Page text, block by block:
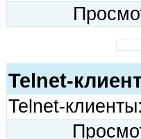
Telnet-
Telnet-